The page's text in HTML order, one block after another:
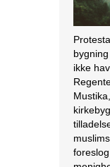
[…]
Israel
andre